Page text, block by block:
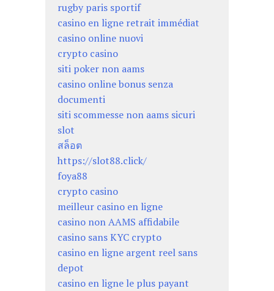
rugby paris sportif
casino en ligne retrait immédiat
casino online nuovi
crypto casino
siti poker non aams
casino online bonus senza
documenti
siti scommesse non aams sicuri
slot
สล็อต
https://slot88.click/
foya88
crypto casino
meilleur casino en ligne
casino non AAMS affidabile
casino sans KYC crypto
casino en ligne argent reel sans
depot
casino en ligne le plus payant